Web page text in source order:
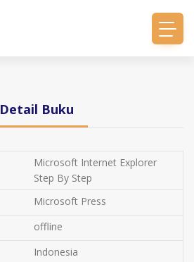
Detail Buku
Microsoft Internet Explorer
Step By Step
Microsoft Press
offline
Indonesia